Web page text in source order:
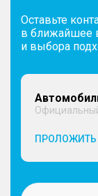
Оставьте
в ближайшее
и выбора